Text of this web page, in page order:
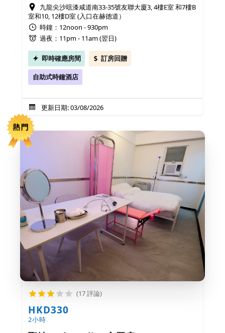
九龍尖沙咀漆咸道南33-35號友聯大廈3, 4樓E室 和7樓B
室和10, 12樓D室 (入口在赫德道）
時鐘：12noon - 930pm
過夜：11pm - 11am (翌日)
即時確應房間 訂房回贈
自助式時鐘酒店
更新日期: 03/08/2026
(17 評論)
HKD330
2小時